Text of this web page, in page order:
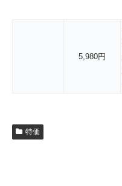
5,980円
特価